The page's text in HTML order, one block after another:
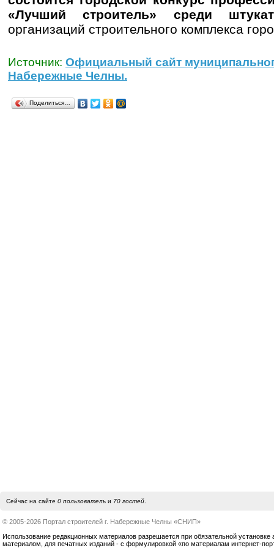
«Лучший строитель» среди
организаций строительного комплекса
Источник: Официальный сайт
Набережные Челны.
Поделиться…
Сейчас на сайте 0 пользовательи 70 гостей.
© 2005-2026 Портал строителей г. Набережные Челны «СНИП»
Использование редакционных материалов разрешается при обязательной установке
материалом, для печатных изданий - с формулировкой «по материалам интернет-